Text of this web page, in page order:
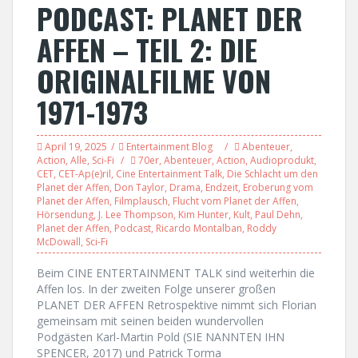
PODCAST: PLANET DER
AFFEN – TEIL 2: DIE
ORIGINALFILME VON
1971-1973
April 19, 2025 Entertainment Blog Abenteuer,
Action, Alle, Sci-Fi 70er, Abenteuer, Action, Audioprodukt,
CET, CET-Ap(e)ril, Cine Entertainment Talk, Die Schlacht um den
Planet der Affen, Don Taylor, Drama, Endzeit, Eroberung vom
Planet der Affen, Filmplausch, Flucht vom Planet der Affen,
Hörsendung, J. Lee Thompson, Kim Hunter, Kult, Paul Dehn,
Planet der Affen, Podcast, Ricardo Montalban, Roddy
McDowall, Sci-Fi
Beim CINE ENTERTAINMENT TALK sind weiterhin die
Affen los. In der zweiten Folge unserer großen
PLANET DER AFFEN Retrospektive nimmt sich Florian
gemeinsam mit seinen beiden wundervollen
Podgästen Karl-Martin Pold (SIE NANNTEN IHN
SPENCER, 2017) und Patrick Torma